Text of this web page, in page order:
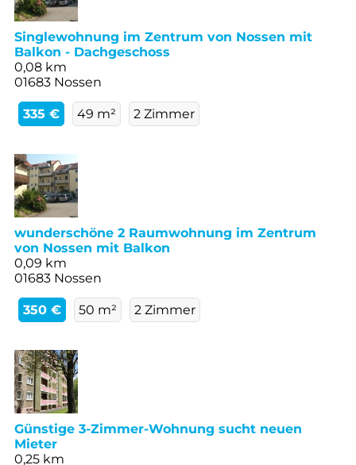
Singlewohnung im Zentrum von Nossen mit
Balkon - Dachgeschoss
0,08 km
01683 Nossen
335 € 49 m² 2 Zimmer
wunderschöne 2 Raumwohnung im Zentrum
von Nossen mit Balkon
0,09 km
01683 Nossen
350 € 50 m² 2 Zimmer
Günstige 3-Zimmer-Wohnung sucht neuen
Mieter
0,25 km